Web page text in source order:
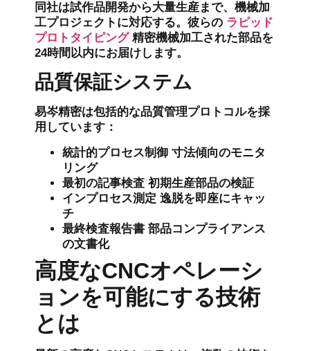
同社は試作品開発から大量生産まで、機械加
工プロジェクトに対応する。彼らの ラピッド
プロトタイピング精密機械加工された部品を
24時間以内にお届けします。
品質保証システム
易岑精密は包括的な品質管理プロトコルを採
用しています：
統計的プロセス制御 寸法傾向のモニタ
リング
最初の記事検査 初期生産部品の検証
インプロセス測定 逸脱を即座にキャッ
チ
最終検査報告書 部品コンプライアンス
の文書化
高度なCNCオペレーシ
ョンを可能にする技術
とは